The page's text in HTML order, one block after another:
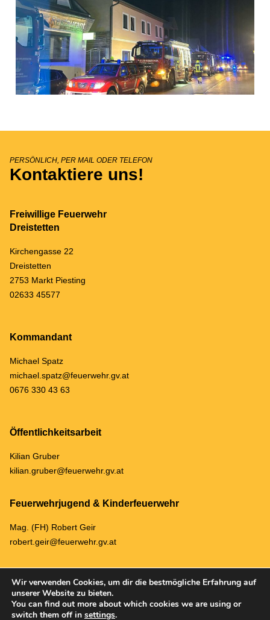
PERSÖNLICH, PER MAIL ODER TELEFON
Kontaktiere uns!
Freiwillige Feuerwehr
Dreistetten
Kirchengasse 22
Dreistetten
2753 Markt Piesting
02633 45577
Kommandant
Michael Spatz
michael.spatz@feuerwehr.gv.at
0676 330 43 63
Öffentlichkeitsarbeit
Kilian Gruber
kilian.gruber@feuerwehr.gv.at
Feuerwehrjugend & Kinderfeuerwehr
Mag. (FH) Robert Geir
robert.geir@feuerwehr.gv.at
ARCHIV DATENSCHUTZ & IMPRESSUM
Wir verwenden Cookies, um dir die bestmögliche Erfahrung auf
unserer Website zu bieten.
You can find out more about which cookies we are using or
switch them off in settings.